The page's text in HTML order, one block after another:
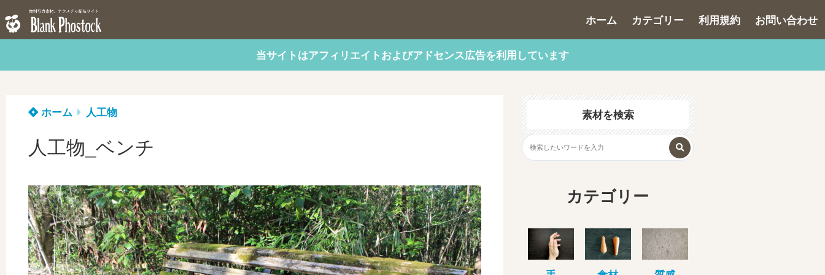
ホーム カテゴリー 利用規約 お問い合わせ
当サイトはアフィリエイトおよびアドセンス広告を利用しています
ホーム 人工物
人工物_ベンチ
素材を検索
カテゴリー